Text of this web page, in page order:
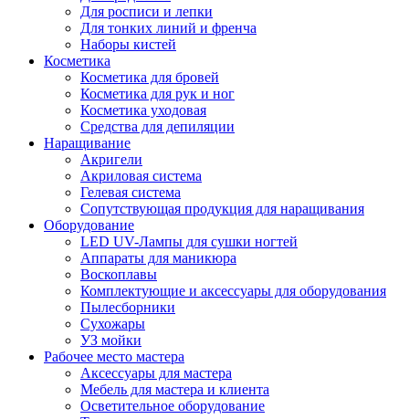
Для росписи и лепки
Для тонких линий и френча
Наборы кистей
Косметика
Косметика для бровей
Косметика для рук и ног
Косметика уходовая
Средства для депиляции
Наращивание
Акригели
Акриловая система
Гелевая система
Сопутствующая продукция для наращивания
Оборудование
LED UV-Лампы для сушки ногтей
Аппараты для маникюра
Воскоплавы
Комплектующие и аксессуары для оборудования
Пылесборники
Сухожары
УЗ мойки
Рабочее место мастера
Аксессуары для мастера
Мебель для мастера и клиента
Осветительное оборудование